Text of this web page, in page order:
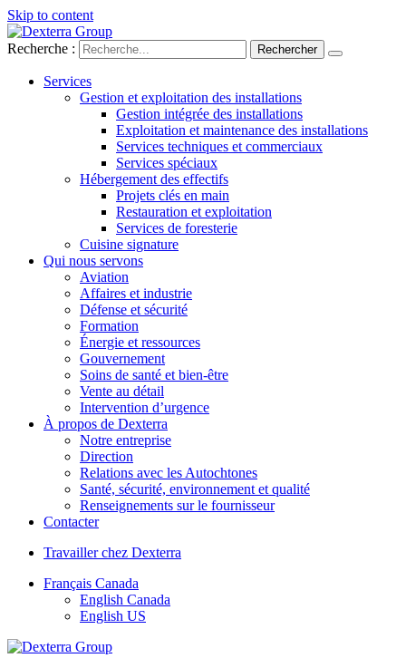
Skip to content
Recherche :
Services
Gestion et exploitation des installations
Gestion intégrée des installations
Exploitation et maintenance des installations
Services techniques et commerciaux
Services spéciaux
Hébergement des effectifs
Projets clés en main
Restauration et exploitation
Services de foresterie
Cuisine signature
Qui nous servons
Aviation
Affaires et industrie
Défense et sécurité
Formation
Énergie et ressources
Gouvernement
Soins de santé et bien-être
Vente au détail
Intervention d’urgence
À propos de Dexterra
Notre entreprise
Direction
Relations avec les Autochtones
Santé, sécurité, environnement et qualité
Renseignements sur le fournisseur
Contacter
Travailler chez Dexterra
Français Canada
English Canada
English US